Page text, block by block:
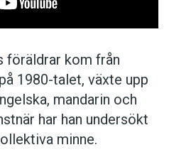
föräldrar kom från
1980-talet, växte upp
mandarin och
har han undersökt
minne.